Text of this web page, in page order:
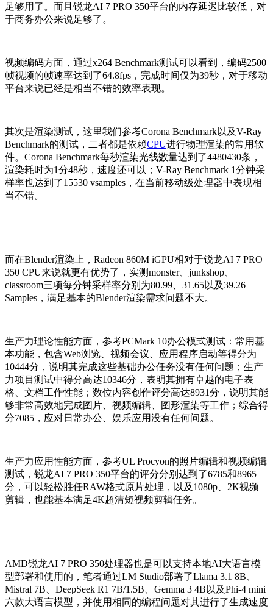
足够用了。而且锐龙AI 7 PRO 350平台的内存延迟比较低，对
于商务办公来说足够了。
视频编码方面，通过x264 Benchmark测试可以看到，编码2500
帧视频的帧速率达到了64.8fps，完成时间仅为39秒，对于移动
平台来说已经是相当不错的效率表现。
其次是渲染测试，这里我们参考Corona Benchmark以及V-Ray
Benchmark的测试，二者都是依赖CPU进行物理渲染的常用软
件。Corona Benchmark每秒渲染光线数量达到了4480430条，
渲染耗时为1分48秒，速度还可以；V-Ray Benchmark 1分钟采
样率也达到了15530 vsamples，在当前移动级处理器中表现相
当不错。
而在Blender渲染上，Radeon 860M iGPU相对于锐龙AI 7 PRO
350 CPU来说就更有优势了，实测monster、junkshop、
classroom三项每分钟采样率分别为80.99、31.65以及39.26
Samples，满足基本的Blender渲染需求问题不大。
生产力理论性能方面，参考PCMark 10办公模式测试：常用基
本功能，包含Web浏览、视频会议、应用程序启动等得分为
10444分，说明其完成这些基础办公任务没有任何问题；生产
力项目测试中得分高达10346分，表明其拥有卓越的电子表
格、文档工作性能；数位内容创作评分高达8931分，说明其能
够非常高效地完成图片、视频编辑、图形渲染等工作；综合得
分7085 ，应对日常办公、娱乐应用没有任何问题。
生产力应用性能方面，参考UL Procyon的照片编辑和视频编辑
测试，锐龙AI 7 PRO 350平台的评分分别达到了6785和8965
分，可以轻松胜任RAW格式原片处理，以及1080p、2K视频
剪辑，也能基本满足4K超清短视频剪辑任务。
AMD锐龙AI 7 PRO 350处理器也是可以支持本地AI大语言模
型部署和使用的，笔者通过LM Studio部署了Llama 3.1 8B、
Mistral 7B、DeepSeek R1 7B/1.5B、Gemma 3 4B以及Phi-4 mini
六款大语言模型，并使用相同的编程问题对其进行了生成速度